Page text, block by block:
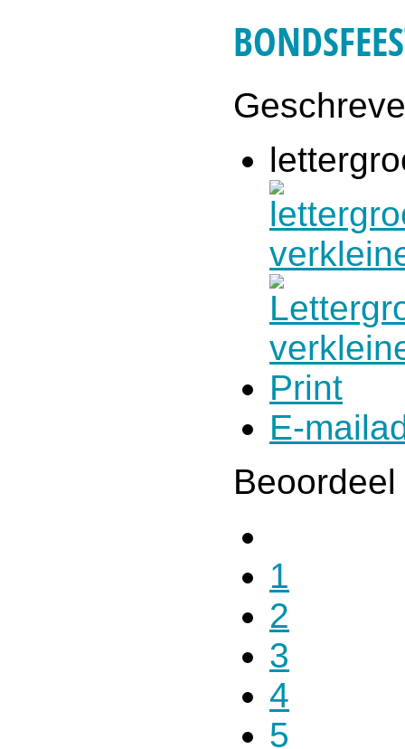
Print
E-
1
2
3
4
5